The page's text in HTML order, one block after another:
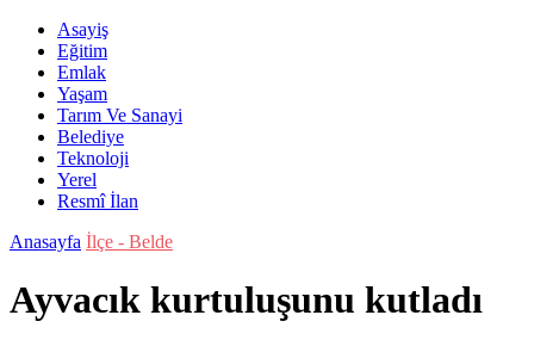
Asayiş
Eğitim
Emlak
Yaşam
Tarım Ve Sanayi
Belediye
Teknoloji
Yerel
Resmî İlan
Anasayfa İlçe - Belde
Ayvacık kurtuluşunu kutladı